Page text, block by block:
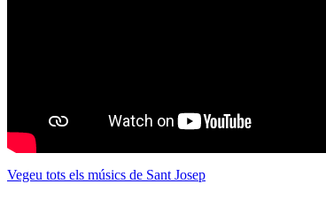
Vegeu tots els músics de Sant Josep